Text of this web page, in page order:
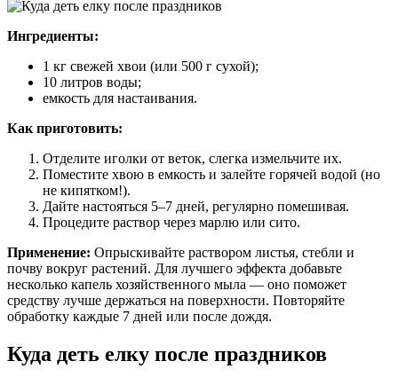
Ингредиенты:
1 кг свежей хвои (или 500 г сухой);
10 литров воды;
емкость для настаивания.
Как приготовить:
Отделите иголки от веток, слегка измельчите их.
Поместите хвою в емкость и залейте горячей водой (но
не кипятком!).
Дайте настояться 5–7 дней, регулярно помешивая.
Процедите раствор через марлю или сито.
Применение: Опрыскивайте раствором листья, стебли и
почву вокруг растений. Для лучшего эффекта добавьте
несколько капель хозяйственного мыла — оно поможет
средству лучше держаться на поверхности. Повторяйте
обработку каждые 7 дней или после дождя.
Куда деть елку после праздников